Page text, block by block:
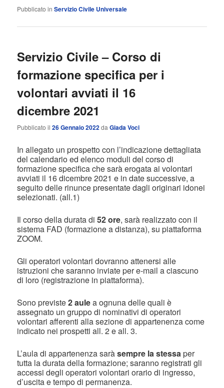
Pubblicato in Servizio Civile Universale
Servizio Civile – Corso di
formazione specifica per i
volontari avviati il 16
dicembre 2021
Pubblicato il26 Gennaio 2022daGiada Voci
In allegato un prospetto con l’indicazione dettagliata
del calendario ed elenco moduli del corso di
formazione specifica che sarà erogata ai volontari
avviati il 16 dicembre 2021 e in date successive, a
seguito delle rinunce presentate dagli originari idonei
selezionati. (all.1)
Il corso della durata di52 ore, sarà realizzato con il
sistema FAD (formazione a distanza), su piattaforma
ZOOM.
Gli operatori volontari dovranno attenersi alle
istruzioni che saranno inviate per e-mail a ciascuno
di loro (registrazione in piattaforma).
Sono previste2 aulea ognuna delle quali è
assegnato un gruppo di nominativi di operatori
volontari afferenti alla sezione di appartenenza come
indicato nei prospetti all. 2 e all. 3.
L’aula di appartenenza saràsempre la stessaper
tutta la durata della formazione; saranno registrati gli
accessi degli operatori volontari orario di ingresso,
d’uscita e tempo di permanenza.